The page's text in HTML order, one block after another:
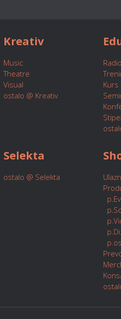
Kreativ
Music
Theatre
Visual
ostalo @ Kreativ
Kurs
Selekta
ostalo @ Selekta